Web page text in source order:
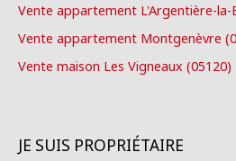
Vente appartement L'Argentière-la-
Vente appartement Montgenèvre
Vente maison Les Vigneaux (05120)
JE SUIS PROPRIÉTAIRE